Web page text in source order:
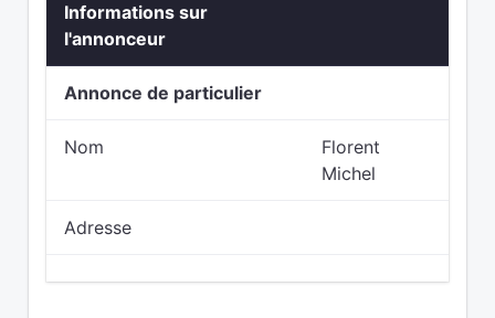
Informations sur
l'annonceur
Annonce de particulier
Nom
Florent
Michel
Adresse